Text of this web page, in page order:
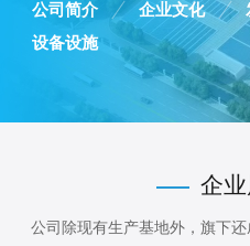
公司简介 企业文化
设备设施
企
公司除现有生产基地外，旗下